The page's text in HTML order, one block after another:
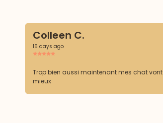
Colleen C.
15 days ago
Trop bien aussi maintenant mes chat vont
mieux